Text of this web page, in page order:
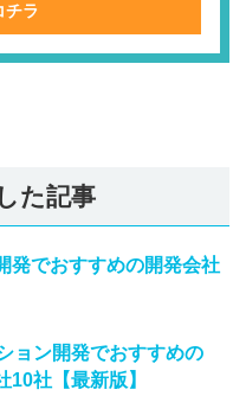
チラ
た記事
発でおすすめの開発会社
ョン開発でおすすめの
10社【最新版】